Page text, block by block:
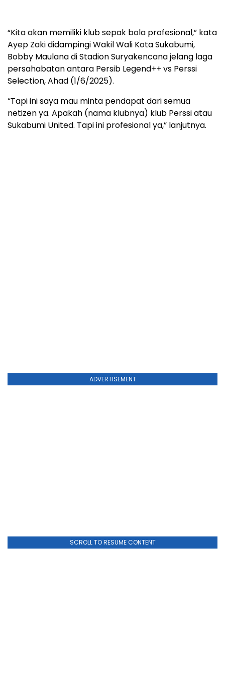
“Kita akan memiliki klub sepak bola profesional,” kata
Ayep Zaki didampingi Wakil Wali Kota Sukabumi,
Bobby Maulana di Stadion Suryakencana jelang laga
persahabatan antara Persib Legend++ vs Perssi
Selection, Ahad (1/6/2025).
“Tapi ini saya mau minta pendapat dari semua
netizen ya. Apakah (nama klubnya) klub Perssi atau
Sukabumi United. Tapi ini profesional ya,” lanjutnya.
ADVERTISEMENT
SCROLL TO RESUME CONTENT